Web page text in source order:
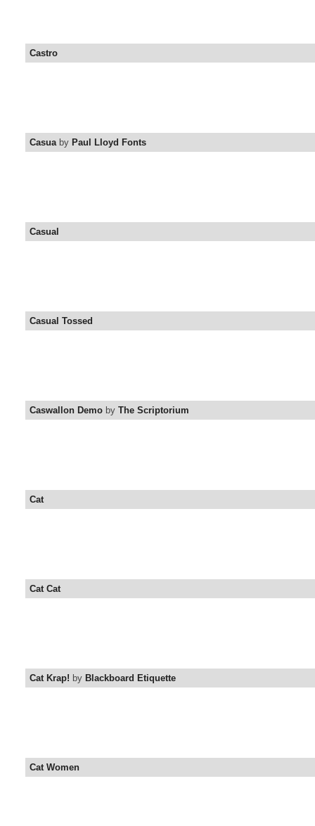
Castro
Casuaby Paul Lloyd Fonts
Casual
Casual Tossed
Caswallon Demo by The Scriptorium
Cat
Cat Cat
Cat Krap! by Blackboard Etiquette
Cat Women